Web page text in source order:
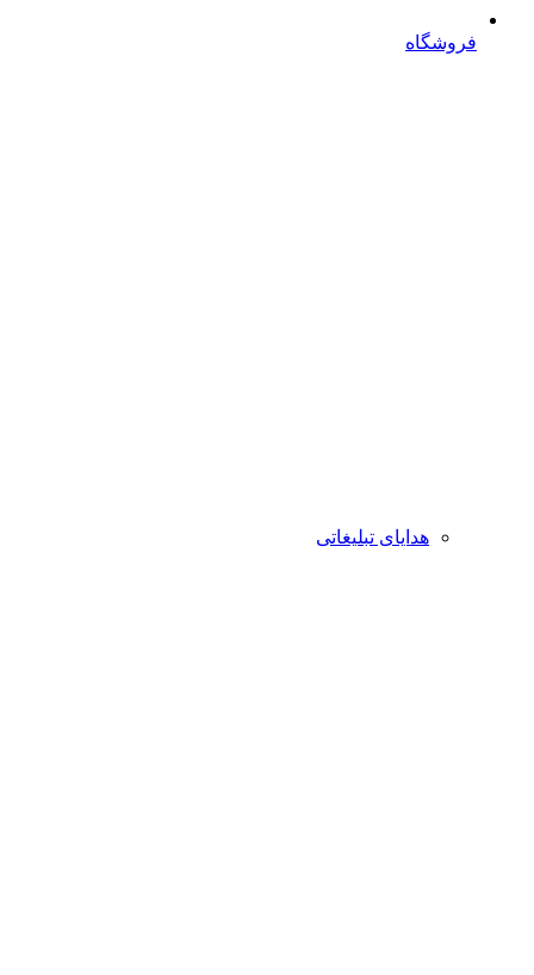
فروشگاه
هدایای تبلیغاتی